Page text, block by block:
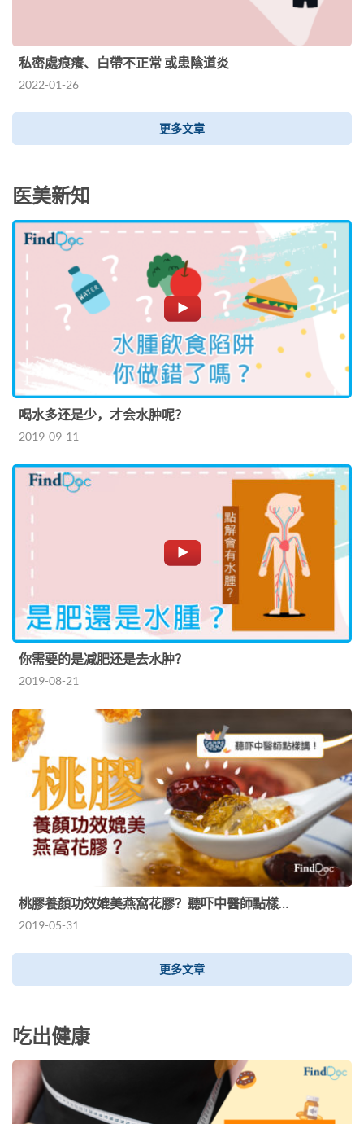
私密處痕癢、白帶不正常 或患陰道炎
2022-01-26
更多文章
医美新知
喝水多还是少，才会水肿呢？
2019-09-11
你需要的是减肥还是去水肿？
2019-08-21
桃膠養顏功效媲美燕窩花膠？聽吓中醫師點樣…
2019-05-31
更多文章
吃出健康